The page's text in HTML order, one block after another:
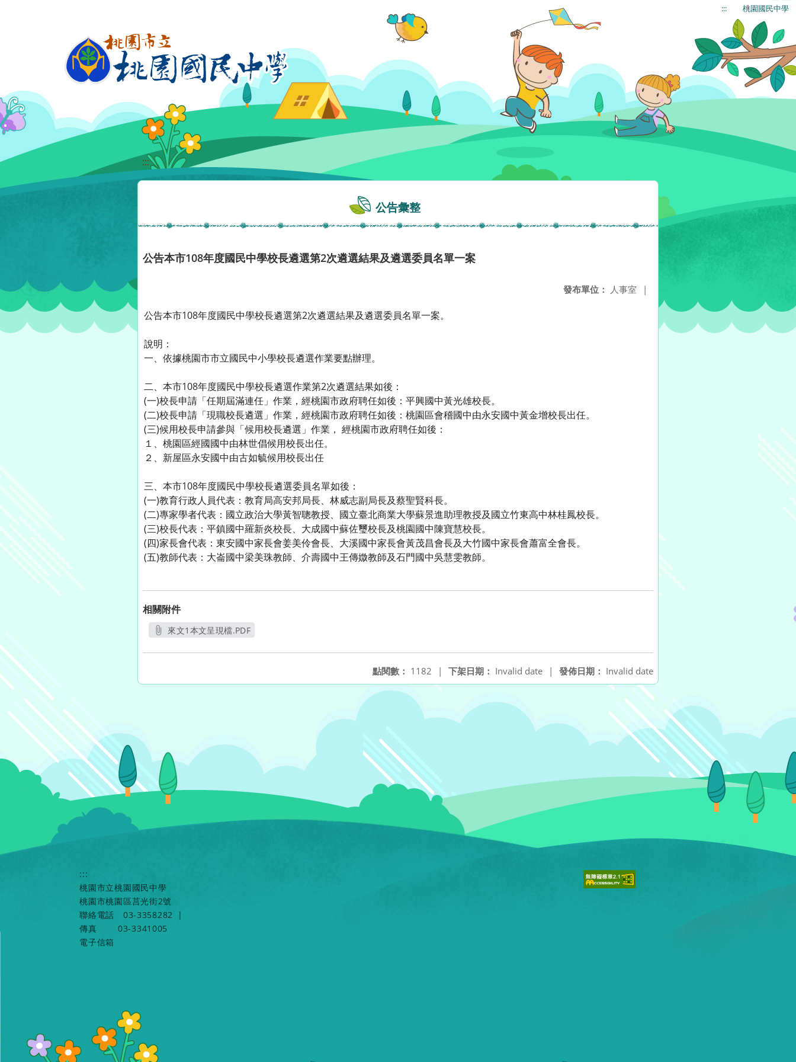
::: 桃園國民中學
:::
公告彙整
公告本市108年度國民中學校長遴選第2次遴選結果及遴選委員名單一案
發布單位： 人事室 |
公告本市108年度國民中學校長遴選第2次遴選結果及遴選委員名單一案。
說明：
一、依據桃園市市立國民中小學校長遴選作業要點辦理。
二、本市108年度國民中學校長遴選作業第2次遴選結果如後：
(一)校長申請「任期屆滿連任」作業，經桃園市政府聘任如後：平興國中黃光雄校長。
(二)校長申請「現職校長遴選」作業，經桃園市政府聘任如後：桃園區會稽國中由永安國中黃金增校長出任。
(三)候用校長申請參與「候用校長遴選」作業， 經桃園市政府聘任如後：
１、桃園區經國國中由林世倡候用校長出任。
２、新屋區永安國中由古如毓候用校長出任
三、本市108年度國民中學校長遴選委員名單如後：
(一)教育行政人員代表：教育局高安邦局長、林威志副局長及蔡聖賢科長。
(二)專家學者代表：國立政治大學黃智聰教授、國立臺北商業大學蘇景進助理教授及國立竹東高中林桂鳳校長。
(三)校長代表：平鎮國中羅新炎校長、大成國中蘇佐璽校長及桃園國中陳寶慧校長。
(四)家長會代表：東安國中家長會姜美伶會長、大溪國中家長會黃茂昌會長及大竹國中家長會蕭富全會長。
(五)教師代表：大崙國中梁美珠教師、介壽國中王傳媺教師及石門國中吳慧雯教師。
相關附件
來文1本文呈現檔.PDF
發佈日期： Invalid date
下架日期： Invalid date |
點閱數： 1182 |
:::
桃園市立桃園國民中學
桃園市桃園區莒光街2號
聯絡電話
03-3358282
|
傳真
03-3341005
電子信箱